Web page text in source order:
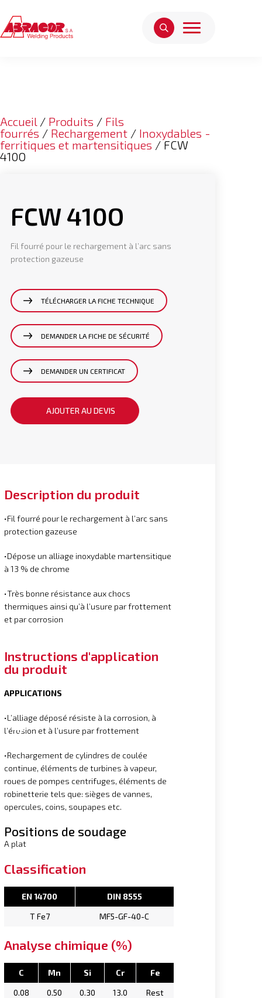
Accueil / Produits / Fils
fourrés / Rechargement / Inoxydables -
ferritiques et martensitiques / FCW
410O
FCW 410O
Fil fourré pour le rechargement à l’arc sans
protection gazeuse
TÉLÉCHARGER LA FICHE TECHNIQUE
DEMANDER LA FICHE DE SÉCURITÉ
DEMANDER UN CERTIFICAT
AJOUTER AU DEVIS
Description du produit
•Fil fourré pour le rechargement à l’arc sans
protection gazeuse
•Dépose un alliage inoxydable martensitique
à 13 % de chrome
•Très bonne résistance aux chocs
thermiques ainsi qu’à l’usure par frottement
et par corrosion
Instructions d'application
du produit
APPLICATIONS
•L’alliage déposé résiste à la corrosion, à
l’érosion et à l’usure par frottement
•Rechargement de cylindres de coulée
continue, éléments de turbines à vapeur,
roues de pompes centrifuges, éléments de
robinetterie tels que: sièges de vannes,
opercules, coins, soupapes etc.
Positions de soudage
A plat
Classification
EN 14700
DIN 8555
T Fe7
MF5-GF-40-C
Analyse chimique (%)
C Mn Si Cr
Fe
0.08
0.50 0.30 13.0 Rest